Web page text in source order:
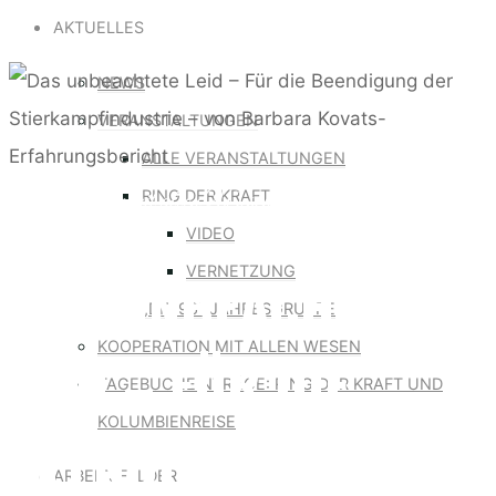
AKTUELLES
NEWS
VERANSTALTUNGEN
ALLE VERANSTALTUNGEN
RING DER KRAFT
VIDEO
VERNETZUNG
„DIE 96“ JAHRESGRUPPE
KOOPERATION MIT ALLEN WESEN
TAGEBUCHEINTRÄGE: RING DER KRAFT UND
KOLUMBIENREISE
ARBEITSFELDER
Kooperation mit allen Wesen
DAS UNBEACHTETE
LEID – FÜR DIE
BEENDIGUNG DER